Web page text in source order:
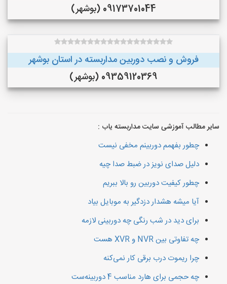
09173701044 (بوشهر)
فروش و نصب دوربین مداربسته در استان بوشهر
09359120369 (بوشهر)
سایر مطالب آموزشی سایت مداربسته یاب :
چطور بفهمم دوربینم مخفی نیست
دلیل صدای نویز در ضبط صدا چیه
چطور کیفیت دوربین رو بالا ببریم
آیا میشه هشدار دزدگیر به موبایل بیاد
برای دید در شب رنگی چه دوربینی لازمه
چه تفاوتی بین NVR و XVR هست
چرا ریموت درب برقی کار نمی‌کنه
چه حجمی برای هارد مناسب 4 دوربینه‌ست